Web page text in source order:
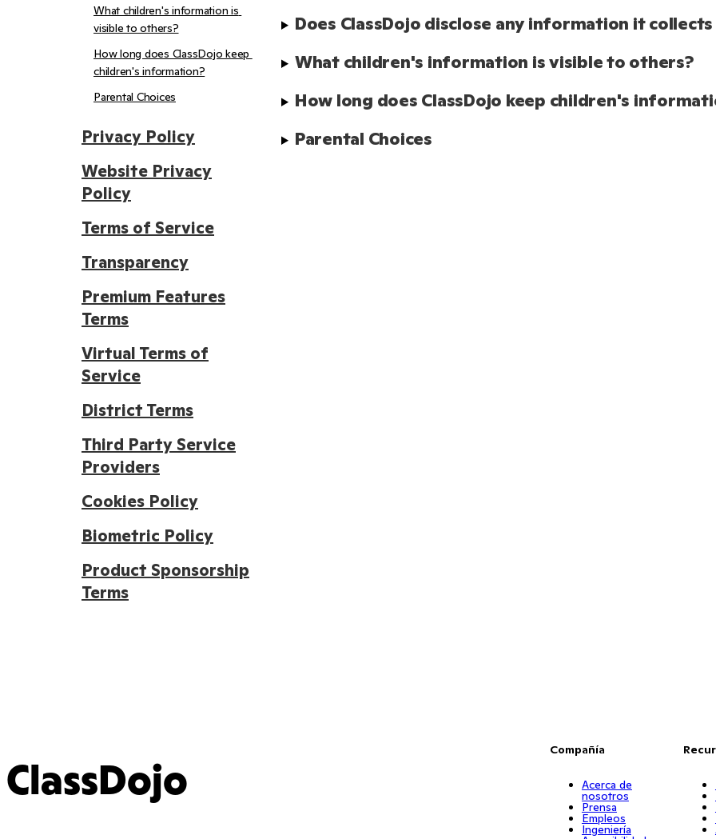
Privacy Policy
Website Privacy
Policy
Terms of Service
Transparency
Premium Features
Terms
What children's information is
visible to others?
How long does ClassDojo keep
children's information?
Parental Choices
Virtual Terms of
Service
District Terms
Third Party Service
Providers
Cookies Policy
Biometric Policy
Product Sponsorship
Terms
Does ClassDojo disclose any information it
What children's information is visible to others?
How long does ClassDojo keep children's
Parental Choices
ClassDojo
Compañía
Acerca de
nosotros
Prensa
Empleos
Ingeniería